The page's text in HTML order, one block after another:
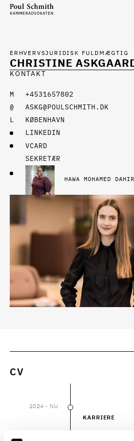
CHRISTINE
ERHVERVSJURIDISK FULDMÆGTIG
KONTAKT
+4531657802
ASKG@POULSCHMITH.DK
KØBENHAVN
LINKEDIN
VCARD
SEKRETÆR
HAWA MOHAMED DAHIR
CV
2024 - NU
KARRIERE
Poul Schmith/